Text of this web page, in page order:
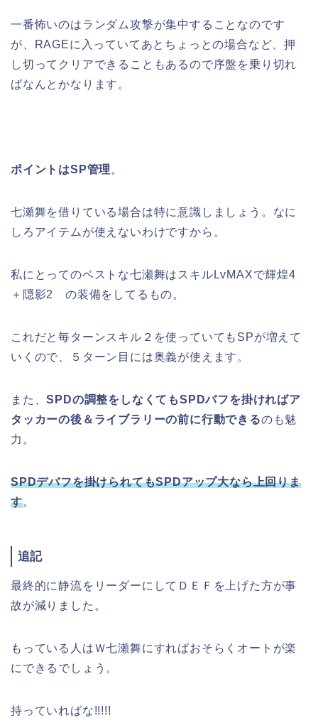
一番怖いのはランダム攻撃が集中することなのです
が、RAGEに入っていてあとちょっとの場合など、押
し切ってクリアできることもあるので序盤を乗り切れ
ばなんとかなります。
ポイントはSP管理。
七瀬舞を借りている場合は特に意識しましょう。なに
しろアイテムが使えないわけですから。
私にとってのベストな七瀬舞はスキルLvMAXで輝煌4
＋隠影2 の装備をしてるもの。
これだと毎ターンスキル２を使っていてもSPが増えて
いくので、５ターン目には奥義が使えます。
また、SPDの調整をしなくてもSPDバフを掛ければア
タッカーの後＆ライブラリーの前に行動できるのも魅
力。
SPDデバフを掛けられてもSPDアップ大なら上回りま
す。
追記
最終的に静流をリーダーにしてＤＥＦを上げた方が事
故が減りました。
もっている人はＷ七瀬舞にすればおそらくオートが楽
にできるでしょう。
持っていればな!!!!!